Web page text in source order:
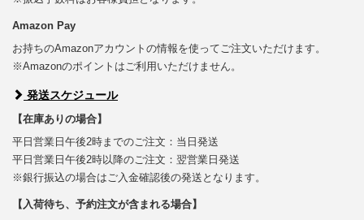
Amazon Pay
お持ちのAmazonアカウントの情報を使ってご注文いただけます。
※Amazonのポイントはご利用いただけません。
発送スケジュール
【在庫ありの場合】
平日営業日午後2時までのご注文：当日発送
平日営業日午後2時以降のご注文：翌営業日発送
※銀行振込の場合はご入金確認後の発送となります。
【入荷待ち、予約注文が含まれる場合】